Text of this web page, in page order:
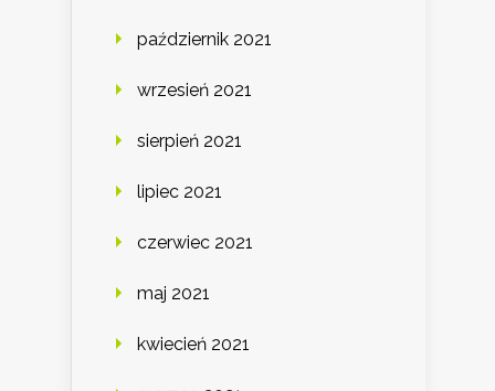
październik 2021
wrzesień 2021
sierpień 2021
lipiec 2021
czerwiec 2021
maj 2021
kwiecień 2021